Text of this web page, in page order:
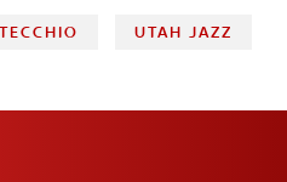
UTAH JAZZ